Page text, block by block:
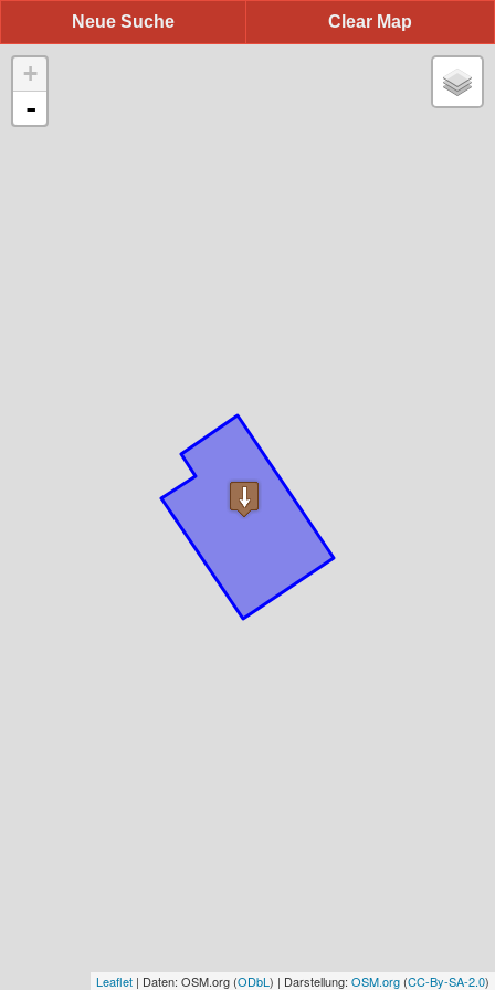
Clear Map
Neue Suche
+
-
Leaflet | Daten: OSM.org (ODbL ) | Darstellung: OSM.org (CC-By-SA-2.0)